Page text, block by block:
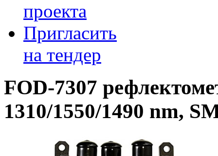
проекта
Пригласить
на тендер
FOD-7307
1310/1550/1490 nm,